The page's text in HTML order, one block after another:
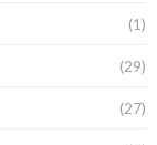
(1)
(29)
(27)